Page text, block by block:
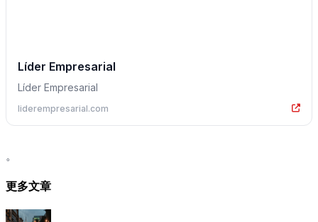
Líder Empresarial
Líder Empresarial
liderempresarial.com
。
更多文章